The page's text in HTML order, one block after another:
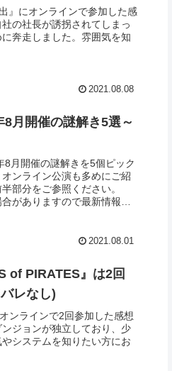
』にオンラインで参加した感
の社長が誘拐されてしまっ
奔走しました。雰囲気を知
2021.08.08
8月開催の謎解き5選～
月開催の謎解きを5個ピック
ンライン公演も多めにご紹
部分をご参照ください。
がありますので最新情報は
2021.08.01
of PIRATES』は2回
レなし)
ンラインで2回参加した感想
ジョンが独立しており、少
システムを知りたい方にお